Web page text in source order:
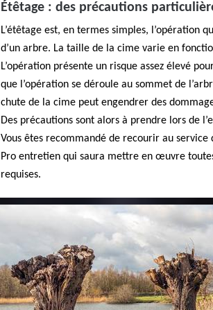
Étêtage : des précautions
L’étêtage est, en termes simples, l’opération
d’un arbre. La taille de la cime varie en
L’opération présente un risque assez élevé
que l’opération se déroule au sommet de
chute de la cime peut engendrer des
Des précautions sont alors à prendre lors de
Vous êtes recommandé de recourir au service
Pro entretien qui saura mettre en œuvre
requises.